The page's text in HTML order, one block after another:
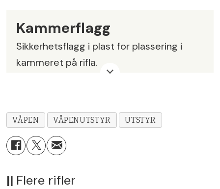
Kammerflagg
Sikkerhetsflagg i plast for plassering i
kammeret på rifla.
Pris:kr 20,-
Leverandør:
VÅPEN VÅPENUTSTYR UTSTYR
|| Flere rifler